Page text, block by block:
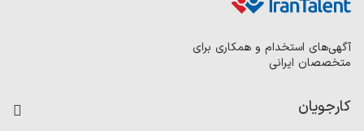
آگهی‌های استخدام و همکاری برای
متخصصان ایرانی
کارجویان